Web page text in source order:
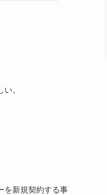
。
を新規契約する事